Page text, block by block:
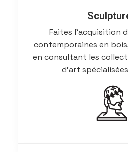
Faites l’acquisition
contemporaines en
en consultant les
d’art